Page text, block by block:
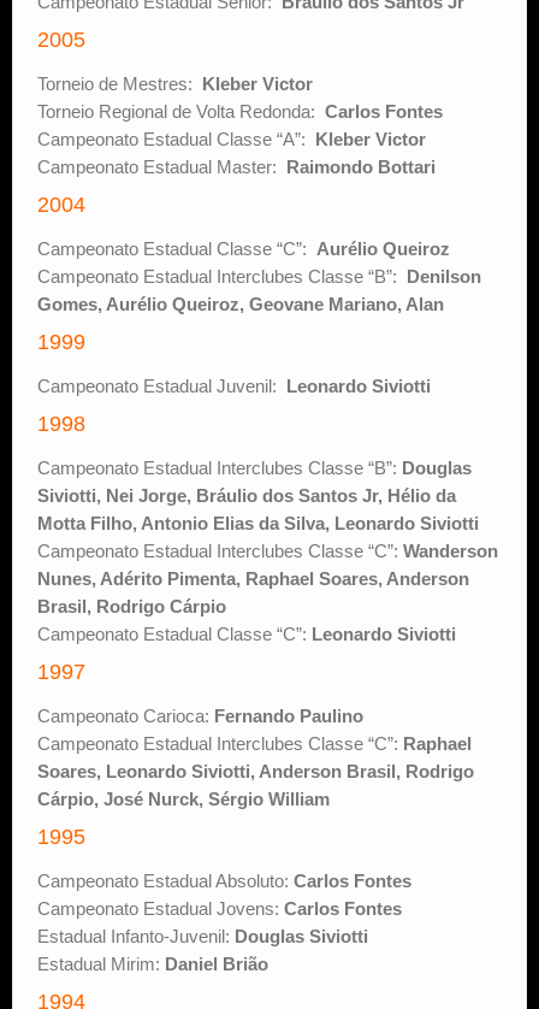
2005
Torneio de Mestres: Kleber Victor
Torneio Regional de Volta Redonda: Carlos Fontes
Campeonato Estadual Classe “A”: Kleber Victor
Campeonato Estadual Master: Raimondo Bottari
2004
Campeonato Estadual Classe “C”: Aurélio Queiroz
Campeonato Estadual Interclubes Classe “B”: Denilson
Gomes, Aurélio Queiroz, Geovane Mariano, Alan
1999
Campeonato Estadual Juvenil: Leonardo Siviotti
1998
Campeonato Estadual Interclubes Classe “B”: Douglas
Siviotti, Nei Jorge, Bráulio dos Santos Jr, Hélio da
Motta Filho, Antonio Elias da Silva, Leonardo Siviotti
Campeonato Estadual Interclubes Classe “C”: Wanderson
Nunes, Adérito Pimenta, Raphael Soares, Anderson
Brasil, Rodrigo Cárpio
Campeonato Estadual Classe “C”: Leonardo Siviotti
1997
Campeonato Carioca: Fernando Paulino
Campeonato Estadual Interclubes Classe “C”: Raphael
Soares, Leonardo Siviotti, Anderson Brasil, Rodrigo
Cárpio, José Nurck, Sérgio William
1995
Campeonato Estadual Absoluto: Carlos Fontes
Campeonato Estadual Jovens: Carlos Fontes
Estadual Infanto-Juvenil: Douglas Siviotti
Estadual Mirim: Daniel Brião
1994